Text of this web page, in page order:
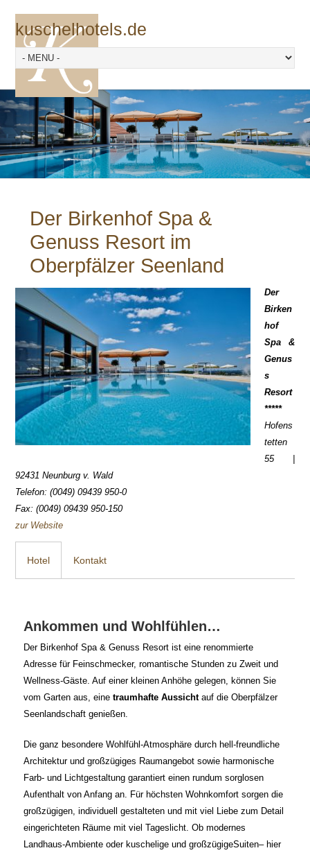
kuschelhotels.de
Der Birkenhof Spa &
Genuss Resort im
Oberpfälzer Seenland
Der
Birken
hof
Spa &
Genus
s
Resort
*****
Hofens
tetten
55 |
92431 Neunburg v. Wald
Telefon: (0049) 09439 950-0
Fax: (0049) 09439 950-150
zur Website
Hotel Kontakt
Ankommen und Wohlfühlen…
Der Birkenhof Spa & Genuss Resort ist eine renommierte
Adresse für Feinschmecker, romantische Stunden zu Zweit und
Wellness-Gäste. Auf einer kleinen Anhöhe gelegen, können Sie
vom Garten aus, einetraumhafte Aussichtauf die Oberpfälzer
Seenlandschaft genießen.
Die ganz besondere Wohlfühl-Atmosphäre durch hell-freundliche
Architektur und großzügiges Raumangebot sowie harmonische
Farb- und Lichtgestaltung garantiert einen rundum sorglosen
Aufenthalt von Anfang an. Für höchsten Wohnkomfort sorgen die
großzügigen, individuell gestalteten und mit viel Liebe zum Detail
eingerichteten Räume mit viel Tageslicht. Ob modernes
Landhaus-Ambiente oder kuschelige und großzügigeSuiten– hier